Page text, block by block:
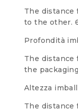
The distance
to the other.
Profondità
The
the
Altezza
The